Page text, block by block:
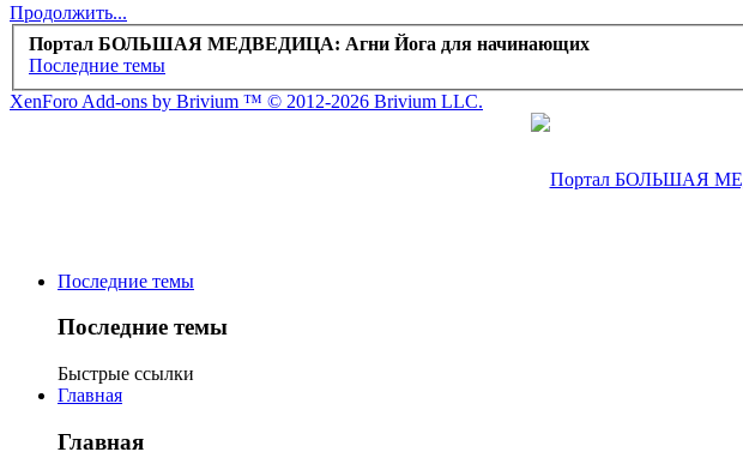
Продолжить...
Портал БОЛЬШАЯ МЕДВЕДИЦА: Агни Йога для начинающих
Последние темы
XenForo Add-ons by Brivium ™ © 2012-2026 Brivium LLC.
Последние темы
Последние темы
Быстрые ссылки
Главная
Главная